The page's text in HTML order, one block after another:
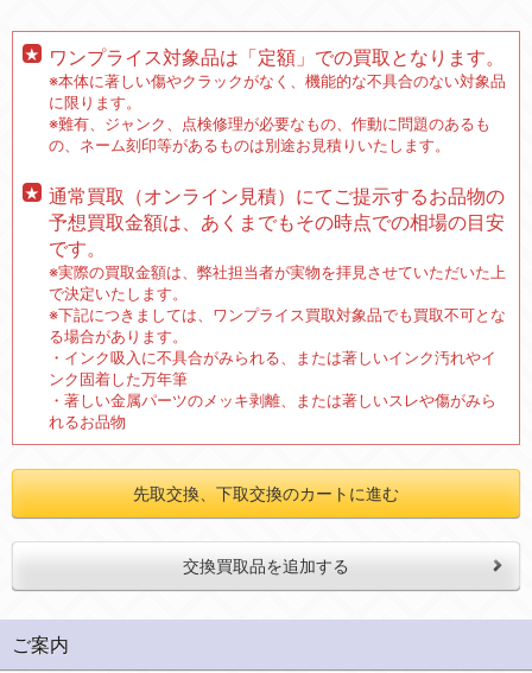
ワンプライス対象品は「定額」での買取となります。
※本体に著しい傷やクラックがなく、機能的な不具合のない対象品
に限ります。
※難有、ジャンク、点検修理が必要なもの、作動に問題のあるも
の、ネーム刻印等があるものは別途お見積りいたします。
通常買取（オンライン見積）にてご提示するお品物の
予想買取金額は、あくまでもその時点での相場の目安
です。
※実際の買取金額は、弊社担当者が実物を拝見させていただいた上
で決定いたします。
※下記につきましては、ワンプライス買取対象品でも買取不可とな
る場合があります。
・インク吸入に不具合がみられる、または著しいインク汚れやイ
ンク固着した万年筆
・著しい金属パーツのメッキ剥離、または著しいスレや傷がみら
れるお品物
先取交換、下取交換のカートに進む
交換買取品を追加する
ご案内